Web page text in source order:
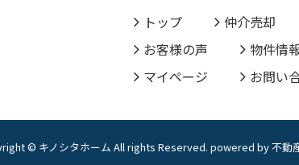
トップ 仲介売却
お客様の声
物件情
マイページ
お問い
© キノシタホーム All rights Reserved. powered by 不動